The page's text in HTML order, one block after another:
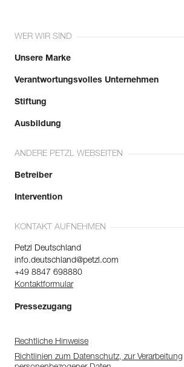
WER WIR SIND
Unsere Marke
Verantwortungsvolles Unternehmen
Stiftung
Ausbildung
ANDERE PETZL WEBSEITEN
Betreiber
Intervention
KONTAKT AUFNEHMEN
Petzl Deutschland
info.deutschland@petzl.com
+49 8847 698880
Kontaktformular
Pressezugang
Rechtliche Hinweise
Richtlinien zum Datenschutz, zur Verarbeitung